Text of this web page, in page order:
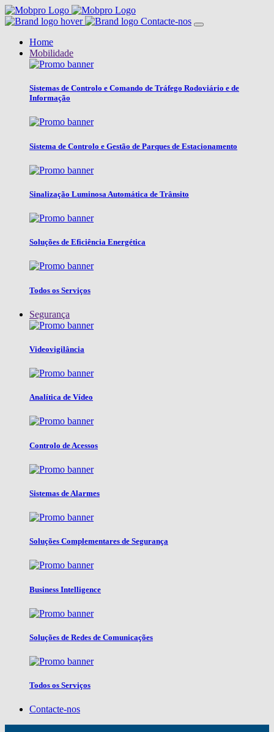
Contacte-nos
Home
Mobilidade
Sistemas de Controlo e Comando de Tráfego Rodoviário e de
Informação
Sistema de Controlo e Gestão de Parques de Estacionamento
Sinalização Luminosa Automática de Trânsito
Soluções de Eficiência Energética
Todos os Serviços
Segurança
Videovigilância
Analítica de Vídeo
Controlo de Acessos
Sistemas de Alarmes
Soluções Complementares de Segurança
Business Intelligence
Soluções de Redes de Comunicações
Todos os Serviços
Contacte-nos